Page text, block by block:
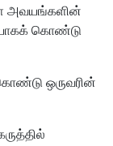
அவயங்களின்
கொண்டு
ஒருவரின்